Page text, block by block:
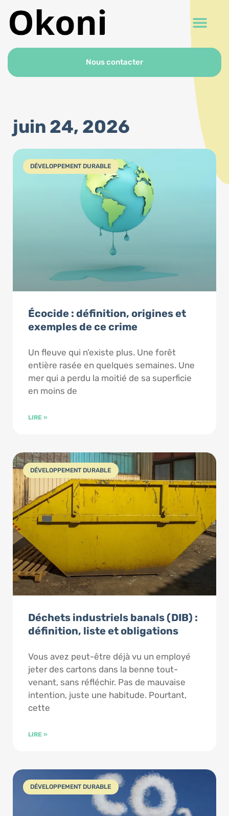
Nous contacter
juin 24, 2026
DÉVELOPPEMENT DURABLE
Écocide : définition, origines et
exemples de ce crime
Un fleuve qui n’existe plus. Une forêt
entière rasée en quelques semaines. Une
mer qui a perdu la moitié de sa superficie
en moins de
LIRE »
DÉVELOPPEMENT DURABLE
Déchets industriels banals (DIB) :
définition, liste et obligations
Vous avez peut-être déjà vu un employé
jeter des cartons dans la benne tout-
venant, sans réfléchir. Pas de mauvaise
intention, juste une habitude. Pourtant,
cette
LIRE »
DÉVELOPPEMENT DURABLE